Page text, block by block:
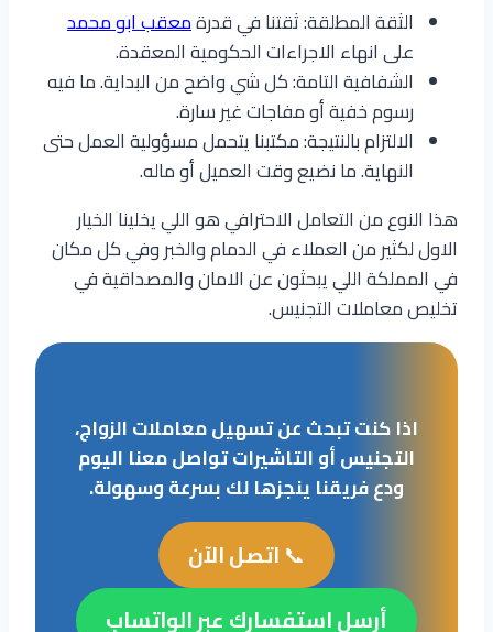
الثقة المطلقة: ثقتنا في قدرةمعقب ابو محمد
على انهاء الاجراءات الحكومية المعقدة.
الشفافية التامة: كل شي واضح من البداية. ما فيه
رسوم خفية أو مفاجات غير سارة.
الالتزام بالنتيجة: مكتبنا يتحمل مسؤولية العمل حتى
النهاية. ما نضيع وقت العميل أو ماله.
هذا النوع من التعامل الاحترافي هو اللي يخلينا الخيار
الاول لكثير من العملاء في الدمام والخبر وفي كل مكان
في المملكة اللي يبحثون عن الامان والمصداقية في
تخليص معاملات التجنيس.
اذا كنت تبحث عن تسهيل معاملات الزواج،
التجنيس أو التاشيرات تواصل معنا اليوم
ودع فريقنا ينجزها لك بسرعة وسهولة.
📞اتصل الآن
أرسل استفسارك عبر الواتساب